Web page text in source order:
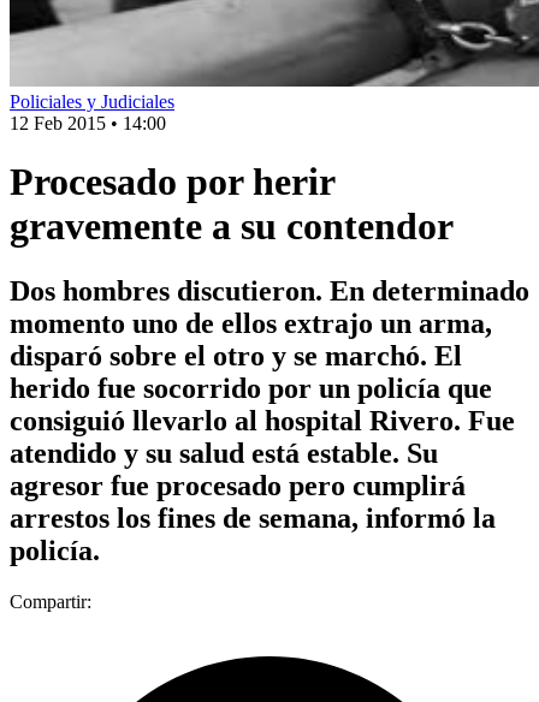
Policiales y Judiciales
12 Feb 2015 • 14:00
Procesado por herir
gravemente a su contendor
Dos hombres discutieron. En determinado
momento uno de ellos extrajo un arma,
disparó sobre el otro y se marchó. El
herido fue socorrido por un policía que
consiguió llevarlo al hospital Rivero. Fue
atendido y su salud está estable. Su
agresor fue procesado pero cumplirá
arrestos los fines de semana, informó la
policía.
Compartir: